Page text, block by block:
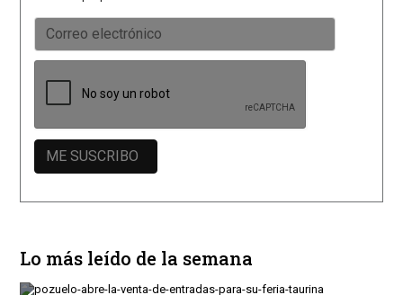
Lo más leído de la semana